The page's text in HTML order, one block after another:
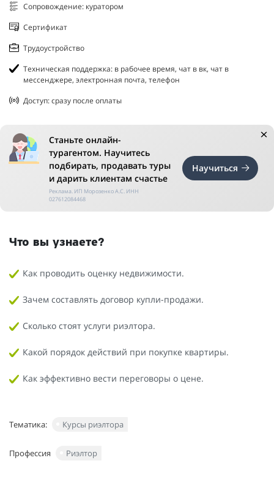
Сопровождение: куратором
Сертификат
Трудоустройство
Техническая поддержка: в рабочее время, чат в вк, чат в
мессенджере, электронная почта, телефон
Доступ: сразу после оплаты
Станьте онлайн-
турагентом. Научитесь
подбирать, продавать туры
и дарить клиентам счастье
Реклама. ИП Морозенко А.С. ИНН
027612084468
Научиться
Что вы узнаете?
Как проводить оценку недвижимости.
Зачем составлять договор купли-продажи.
Сколько стоят услуги риэлтора.
Какой порядок действий при покупке квартиры.
Как эффективно вести переговоры о цене.
Тематика: Курсы риэлтора
Профессия Риэлтор